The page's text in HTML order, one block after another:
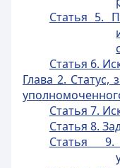
Статья 5.
Статья 6.
Глава 2.
Статья 7.
Статья 8.
Статья